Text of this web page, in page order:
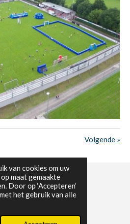
van cookies om uw
maat gemaakte
Door op ‘Accepteren’
het gebruik van alle
Volgende »
|Algemene voorwaarden